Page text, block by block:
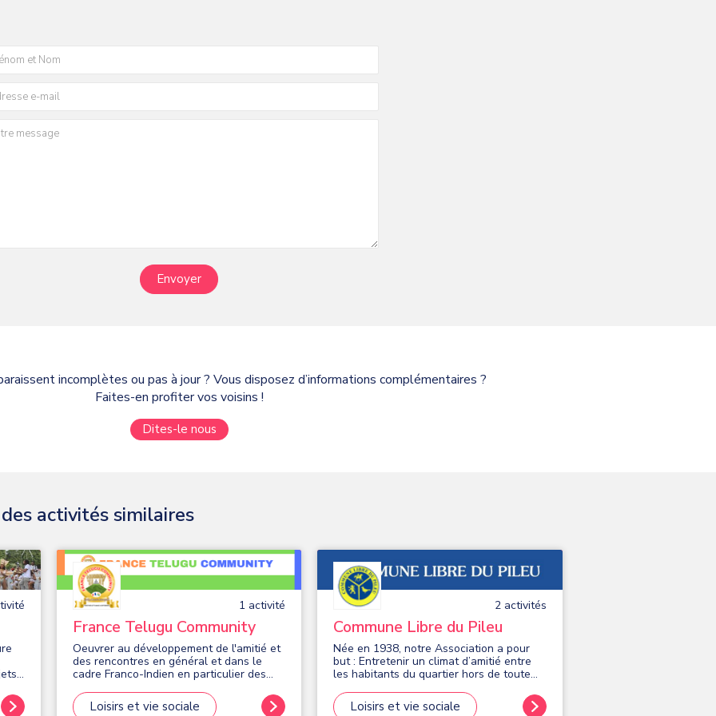
Envoyer
incomplètes ou pas à jour ? Vous disposez d’informations complémentaires ?
Faites-en profiter vos voisins !
Dites-le nous
activités similaires
1 activité
France Telugu Community
Oeuvrer au développement de l'amitié et
des rencontres en général et dans le
cadre Franco-Indien en particulier des
Andhra Pradesh) en Inde
Loisirs et vie sociale
2activités
Commune Libre du Pileu
Née en 1938, notre Association a pour
but : Entretenir un climat d’amitié entre
les habitants du quartier hors de toute
partisane. Animations Culturelles :
Théâtre, Concerts, Salon des Artistes
Loisirs et vie sociale